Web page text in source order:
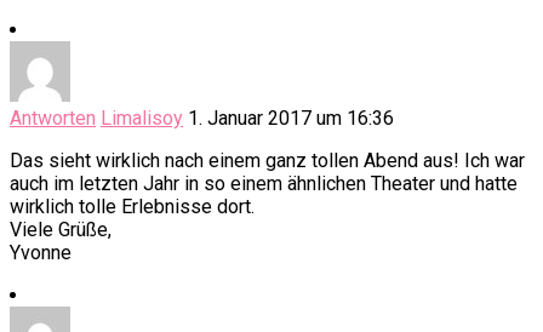
Antworten Limalisoy 1. Januar 2017 um 16:36
Das sieht wirklich nach einem ganz tollen Abend aus! Ich war
auch im letzten Jahr in so einem ähnlichen Theater und hatte
wirklich tolle Erlebnisse dort.
Viele Grüße,
Yvonne